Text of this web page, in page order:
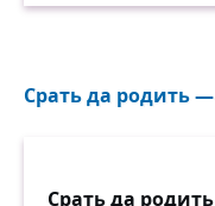
Срать да родить
Срать да